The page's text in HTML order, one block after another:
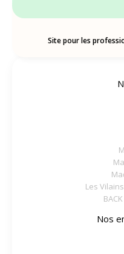
Site pour les
Les
Nos